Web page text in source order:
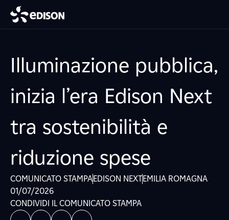
Illuminazione pubblica,
inizia l’era Edison Next
tra sostenibilità e
riduzione spese
COMUNICATO STAMPAEDISON NEXTEMILIA ROMAGNA
01/07/2026
CONDIVIDI IL COMUNICATO STAMPA